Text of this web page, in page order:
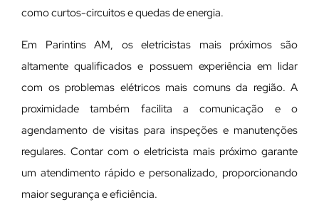
como curtos-circuitos e quedas de energia.
Em Parintins AM, os eletricistas mais próximos são
altamente qualificados e possuem experiência em lidar
com os problemas elétricos mais comuns da região. A
proximidade também facilita a comunicação e o
agendamento de visitas para inspeções e manutenções
regulares. Contar com o eletricista mais próximo garante
um atendimento rápido e personalizado, proporcionando
maior segurança e eficiência.